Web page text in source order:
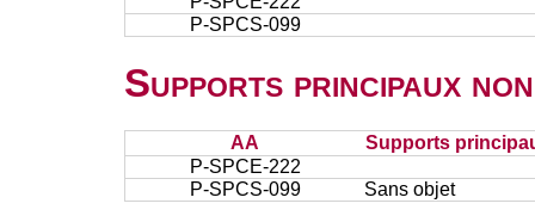
P-SPCS-099
Supports principaux
AA
Supports
P-SPCE-222
P-SPCS-099
Sans objet